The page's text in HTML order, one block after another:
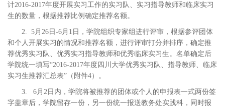
计2016-2017年度开展实习工作的实习队、实习指导教师和临床实习
生的数量，根据推荐比例确定推荐名额。
2. 5月26日-6月1日，学院组织专家组进行评审，根据参评团体
和个人开展实习的情况和推荐名额，进行评审打分并排序，确定推
荐优秀实习队、优秀实习指导教师和优秀临床实习生。名单确定后
学院统一填写“2016-2017年度四川大学优秀实习队、指导教师、临床
实习生推荐汇总表”（附件4）。
3. 6月2日内，学院将被推荐的团体或个人的申报表一式两份签
字盖章后，学院留存一份，另一份统一报送教务处实践科，同时报